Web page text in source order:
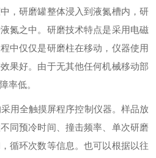
，研磨罐整体浸入到液氮槽内，研
氮之中。研磨技术特点是采用电磁
中仅仅是研磨柱在移动，仪器使用
果好。由于无其他任何机械移动部
率低。
用全触摸屏程序控制仪器。样品放
同预冷时间、撞击频率、单次研磨
循环次数等信息。也可以根据以往